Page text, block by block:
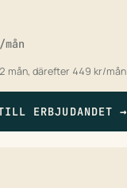
mån, därefter 449 kr/mån
ERBJUDANDET→